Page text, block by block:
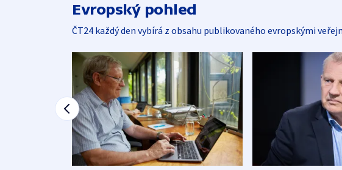
Evropský pohled
ČT24 každý den vybírá z obsahu publikovaného evropskými